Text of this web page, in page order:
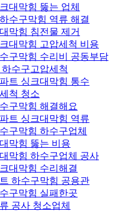
대막힘 뚫는 업체
수구막힘 역류 해결
막힘 침전물 제거
대막힘 고압세척 비용
구막힘 수리비 공동부담
수구고압세척
트 싱크대막힘 통수
척 청소
구막힘 해결해요
트 싱크대막힘 역류
구막힘 하수구업체
막힘 뚫는 비용
막힘 하수구업체 공사
대막힘 수리해결
하수구막힘 공용관
구막힘 실패한곳
공사 청소업체